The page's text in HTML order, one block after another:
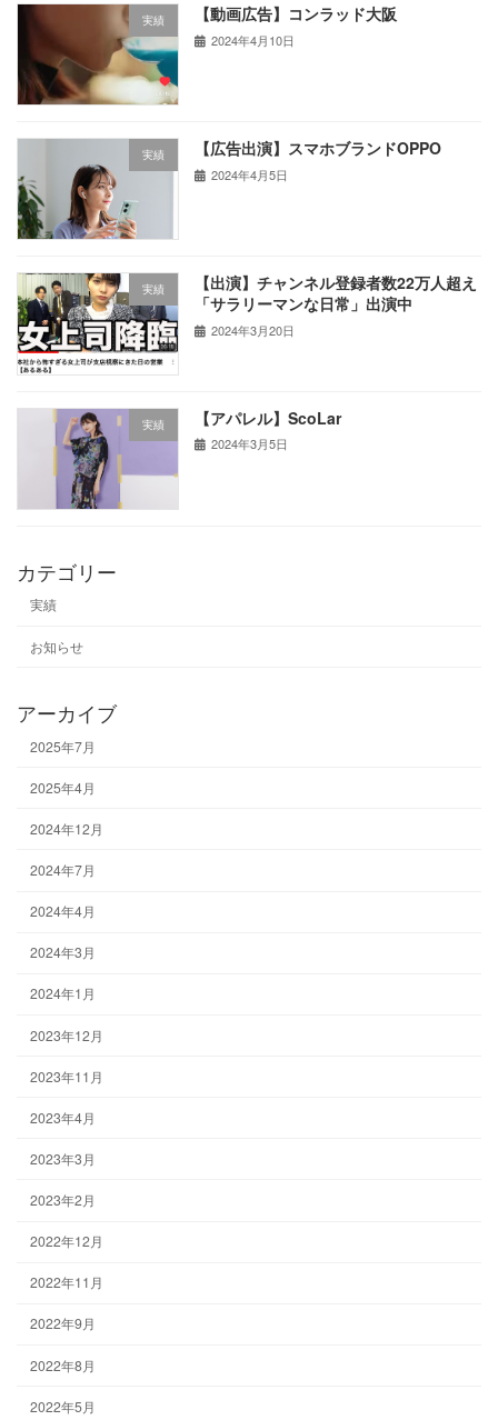
実績 【動画広告】コンラッド大阪
2024年4月10日
実績 【広告出演】スマホブランドOPPO
2024年4月5日
実績
【出演】チャンネル登録者数22万人超え
「サラリーマンな日常」出演中
2024年3月20日
実績 【アパレル】ScoLar
2024年3月5日
カテゴリー
実績
お知らせ
アーカイブ
2025年7月
2025年4月
2024年12月
2024年7月
2024年4月
2024年3月
2024年1月
2023年12月
2023年11月
2023年4月
2023年3月
2023年2月
2022年12月
2022年11月
2022年9月
2022年8月
2022年5月